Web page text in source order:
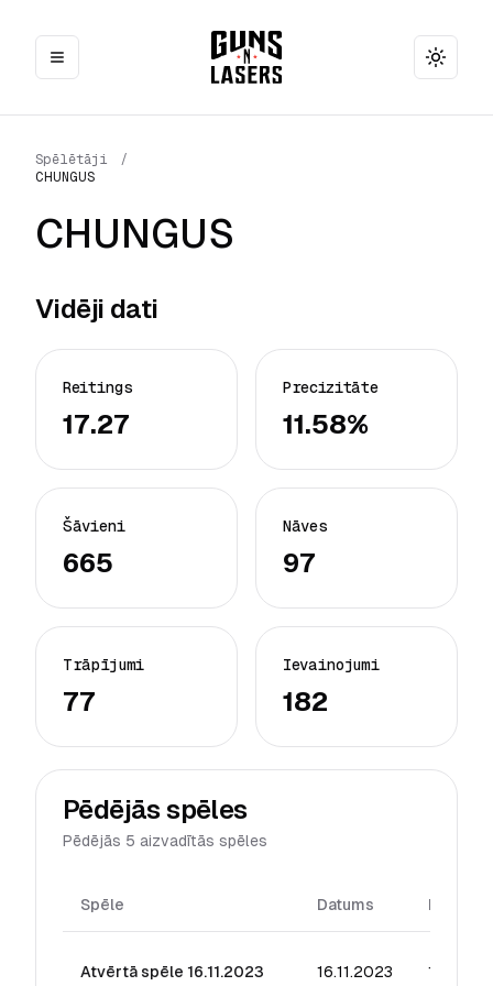
Toggle
Spēlētāji
/
CHUNGUS
CHUNGUS
Vidēji dati
Reitings
17.27
Precizitāte
11.58%
Šāvieni
665
Nāves
97
Trāpījumi
77
Ievainojumi
182
Pēdējās spēles
Pēdējās 5 aizvadītās spēles
Spēle Datums Reitings
Atvērtā spēle 16.11.2023 16.11.2023 17.27